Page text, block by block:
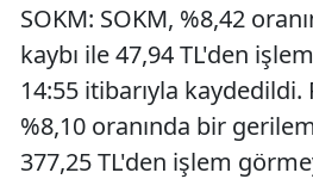
SOKM: SOKM, %8,42
kaybı ile 47,94 TL'den
14:55 itibarıyla kaydedildi.
%8,10 oranında bir
377,25 TL'den işlem